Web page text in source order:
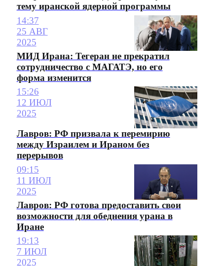
тему иранской ядерной программы
14:37
25 АВГ
2025
МИД Ирана: Тегеран не прекратил
сотрудничество с МАГАТЭ, но его
форма изменится
15:26
12 ИЮЛ
2025
Лавров: РФ призвала к перемирию
между Израилем и Ираном без
перерывов
09:15
11 ИЮЛ
2025
Лавров: РФ готова предоставить свои
возможности для обеднения урана в
Иране
19:13
7 ИЮЛ
2025